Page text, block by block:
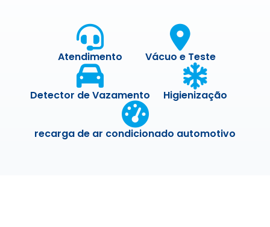
Atendimento Vácuo e Teste
Detector de Vazamento Higienização
recarga de ar condicionado automotivo